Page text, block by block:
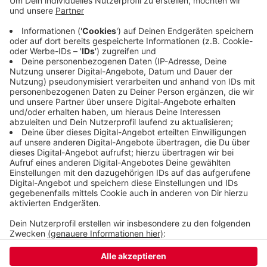
irrtümlich dachten, dass sie impfberechtigt sind,
weil sie von ihrem Arbeitgeber eine Bescheinigung
bekommen haben. Es gab im Impfzentrum aber
auch schon Betrugsversuche mit gefälschten
Arbeitgeberbescheinigungen.
Veröffentlicht:Montag, 17.05.2021 15:40
Anzeige